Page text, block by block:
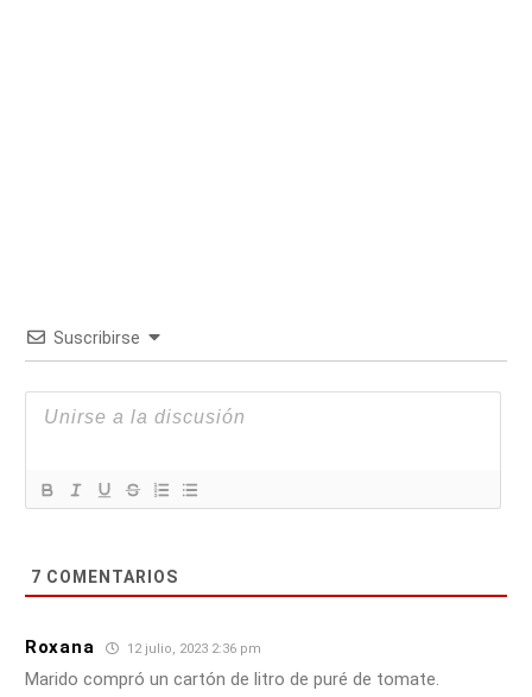
Suscribirse
7 COMENTARIOS
Roxana 12 julio, 2023 2:36 pm
Marido compró un cartón de litro de puré de tomate.